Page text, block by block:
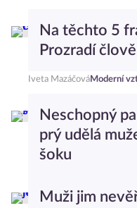
Na těchto 5
Prozradí
Iveta MazáčováModerní
Neschopný
prý udělá
šoku
Muži jim